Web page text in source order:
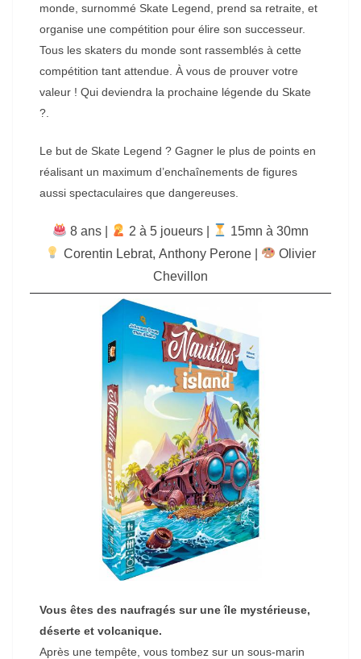
monde, surnommé Skate Legend, prend sa retraite, et
organise une compétition pour élire son successeur.
Tous les skaters du monde sont rassemblés à cette
compétition tant attendue. À vous de prouver votre
valeur ! Qui deviendra la prochaine légende du Skate
?.
Le but de Skate Legend ? Gagner le plus de points en
réalisant un maximum d’enchaînements de figures
aussi spectaculaires que dangereuses.
8 ans | ‍ 2 à 5 joueurs |
15mn à 30mn
Corentin Lebrat, Anthony Perone
Olivier
Chevillon
Vous êtes des naufragés sur une île mystérieuse,
déserte et volcanique.
Après une tempête, vous tombez sur un sous-marin